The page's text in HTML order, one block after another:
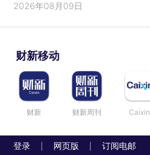
2026年08月09日
财新移动
财新 财新周刊 Caixin
登录 网页版 订阅电邮